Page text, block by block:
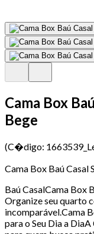
Cama Box
Bege
(C�digo:
Cama Box Baú
Baú CasalCama Box
Organize seu quarto
incomparável.Cama
para o Seu Dia a